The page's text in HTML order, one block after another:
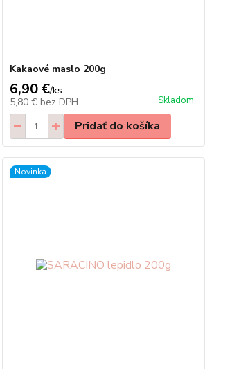
Kakaové maslo 200g
6,90 €/ks
5,80 € bez DPH Skladom
Pridať do košíka
Novinka